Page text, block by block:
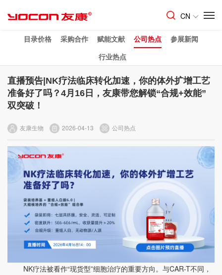
CN
目录价格 采购合作 赋能文献 公司热点
参展新闻
行业热点
直播预告|NK疗法临床转化加速，你的体外扩增工艺
准备好了吗？4月16日，友康带您解锁“合规+效能”
双突破！
友康生物 2026-04-13 公司热点
NK疗法被看作“现货型”细胞治疗的重要方向。与CAR-T不同，